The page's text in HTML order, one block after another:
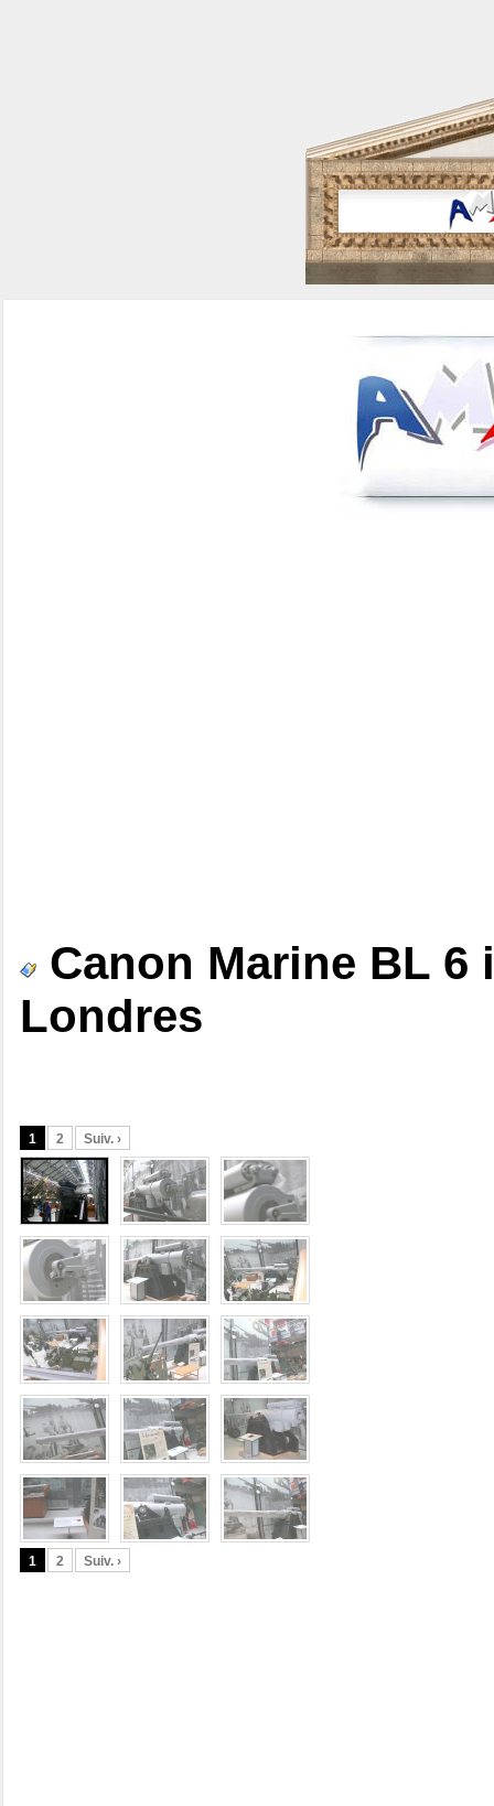
Canon Marine BL
Londres
1 2 Suiv. ›
1 2 Suiv. ›